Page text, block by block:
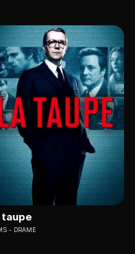
taupe
DRAME